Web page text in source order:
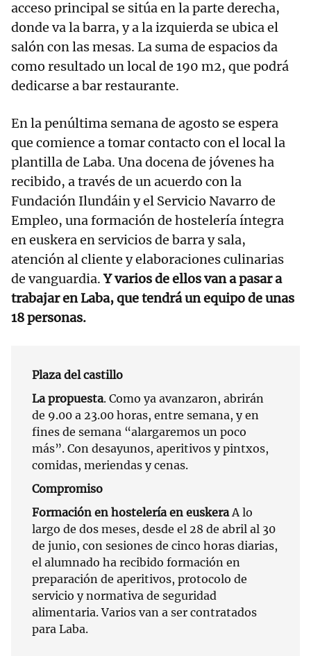
acceso principal se sitúa en la parte derecha,
donde va la barra, y a la izquierda se ubica el
salón con las mesas. La suma de espacios da
como resultado un local de 190 m2, que podrá
dedicarse a bar restaurante.
En la penúltima semana de agosto se espera
que comience a tomar contacto con el local la
plantilla de Laba. Una docena de jóvenes ha
recibido, a través de un acuerdo con la
Fundación Ilundáin y el Servicio Navarro de
Empleo, una formación de hostelería íntegra
en euskera en servicios de barra y sala,
atención al cliente y elaboraciones culinarias
de vanguardia.Y varios de ellos van a pasar a
trabajar en Laba, que tendrá un equipo de unas
18 personas.
Plaza del castillo
La propuesta. Como ya avanzaron, abrirán
de 9.00 a 23.00 horas, entre semana, y en
fines de semana “alargaremos un poco
más”. Con desayunos, aperitivos y pintxos,
comidas, meriendas y cenas.
Compromiso
Formación en hostelería en euskeraA lo
largo de dos meses, desde el 28 de abril al 30
de junio, con sesiones de cinco horas diarias,
el alumnado ha recibido formación en
preparación de aperitivos, protocolo de
servicio y normativa de seguridad
alimentaria. Varios van a ser contratados
para Laba.